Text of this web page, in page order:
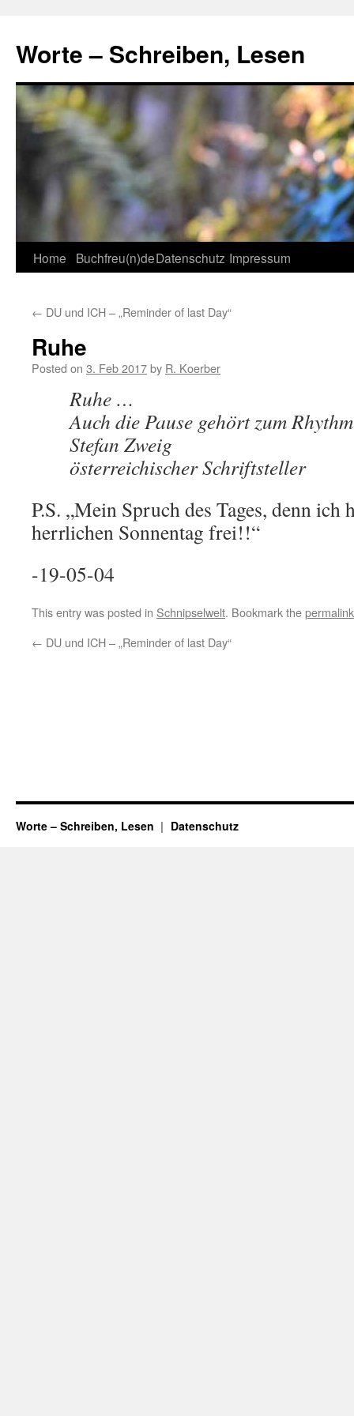
content
Worte – Schreiben, Lesen
Home Buchfreu(n)deDatenschutz Impressum
← DU und ICH – „Reminder of last Day“
Ruhe
Posted on 3. Feb 2017by R. Koerber
Ruhe …
Auch die Pause gehört zum
Stefan Zweig
österreichischer Schriftsteller
P.S. „Mein Spruch des Tages, denn ich
herrlichen Sonnentag frei!!“
-19-05-04
This entry was posted in Schnipselwelt. Bookmark thepermalink
← DU und ICH – „Reminder of last Day“
Worte – Schreiben, Lesen Datenschutz